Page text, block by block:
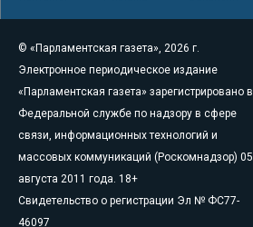
© «Парламентская газета», 2026 г.
Электронное периодическое издание
«Парламентская газета» зарегистрировано в
Федеральной службе по надзору в сфере
связи, информационных технологий и
массовых коммуникаций (Роскомнадзор) 05
августа 2011 года. 18+
Свидетельство о регистрации Эл № ФС77-
46097